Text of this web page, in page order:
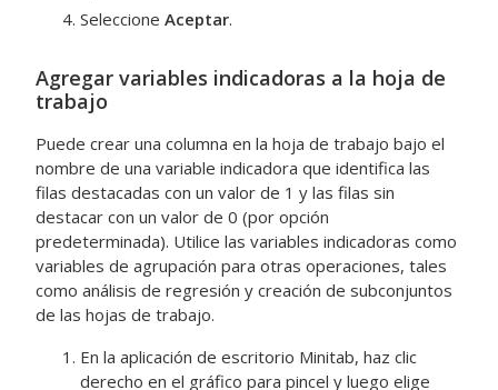
Seleccione Aceptar.
Agregar variables indicadoras a la hoja de
trabajo
Puede crear una columna en la hoja de trabajo bajo el
nombre de una variable indicadora que identifica las
filas destacadas con un valor de 1 y las filas sin
destacar con un valor de 0 (por opción
predeterminada). Utilice las variables indicadoras como
variables de agrupación para otras operaciones, tales
como análisis de regresión y creación de subconjuntos
de las hojas de trabajo.
En la aplicación de escritorio Minitab, haz clic
derecho en el gráfico para pincel y luego elige